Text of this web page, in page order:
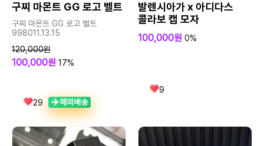
구찌 마몬트 GG 로고 벨트
구찌 마몬트 GG 로고 벨트
998011.13.15
120,000원
100,000원 17%
29 ✈️해외배송
발렌시아가 x 아디다스
콜라보 캡 모자
100,000원 0%
9